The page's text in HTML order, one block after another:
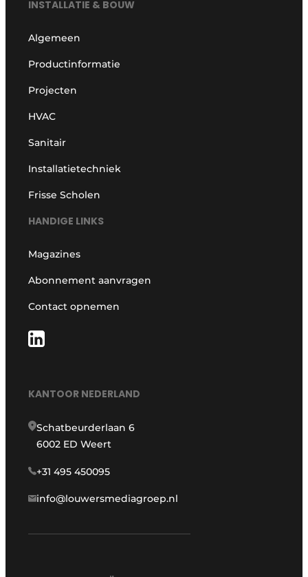
INSTALLATIE & BOUW
Algemeen
Productinformatie
Projecten
HVAC
Sanitair
Installatietechniek
Frisse Scholen
HANDIGE LINKS
Magazines
Abonnement aanvragen
Contact opnemen
KANTOOR NEDERLAND
Schatbeurderlaan 6
6002 ED Weert
+31 495 450095
info@louwersmediagroep.nl